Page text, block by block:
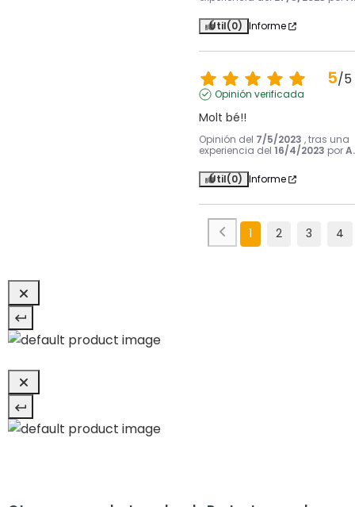
Útil(0) Informe
5/5
Opinión verificada
Molt bé!!
Opinión del 7/5/2023 , tras una
experiencia del 16/4/2023 por
Útil(0) Informe
1 2 3 4